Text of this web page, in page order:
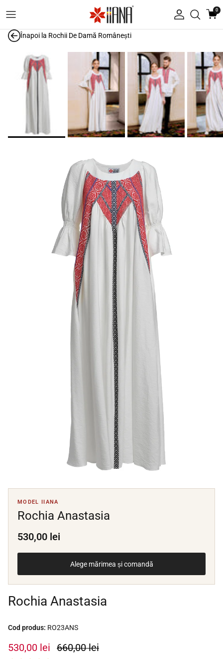
Autentificare
0
Înapoi la Rochii De Damă Românești
MODEL IIANA
Rochia Anastasia
530,00 lei
Alege mărimea și comandă
Rochia Anastasia
Cod produs: RO23ANS
530,00 lei 660,00 lei